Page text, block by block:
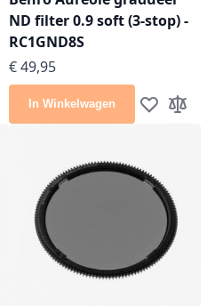
aan verlanglijst
om te vergelijken
ND filter 0.9 soft (3-stop) -
RC1GND8S
€ 49,95
In Winkelwagen Voeg toe